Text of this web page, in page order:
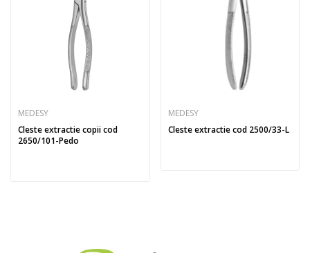
MEDESY
Cleste extractie copii cod
2650/101-Pedo
MEDESY
Cleste extractie cod 2500/33-L